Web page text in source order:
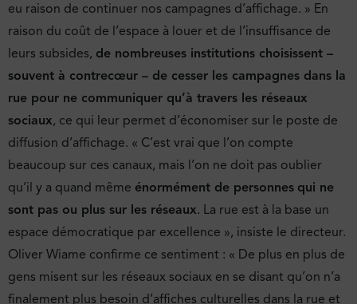
eu raison de continuer nos campagnes d’affichage. » En
raison du coût de l’espace à louer et de l’insuffisance de
leurs subsides, de nombreuses institutions choisissent –
souvent à contrecœur – de cesser les campagnes dans la
rue pour ne communiquer qu’à travers les réseaux
sociaux, ce qui leur permet d’économiser sur le poste de
diffusion d’affichage. « C’est vrai que l’on compte
beaucoup sur ces canaux, mais l’on ne doit pas oublier
qu’il y a quand même énormément de personnes qui ne
sont pas ou plus sur les réseaux. La rue est à la base un
espace démocratique par excellence », insiste le directeur.
Oliver Wiame confirme ce sentiment : « De plus en plus de
gens misent sur les réseaux sociaux en se disant qu’on n’a
finalement plus besoin d’affiches culturelles dans la rue et